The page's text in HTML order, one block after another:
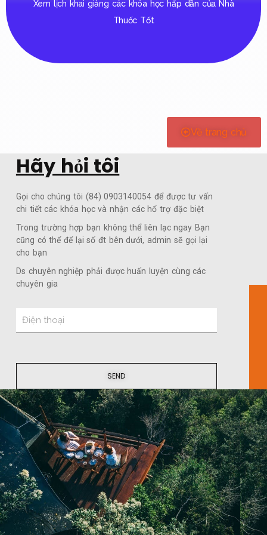
Xem lịch khai giảng các khóa học hấp dẫn của Nhà
Thuốc Tốt
CHO TỪNG KHÓA HỌC
XEM TẠI ĐÂY
Click Here
Về trang chủ
Hãy hỏi tôi
Gọi cho chúng tôi (84) 0903140054 để được tư vấn
chi tiết các khóa học và nhận các hổ trợ đặc biệt
Trong trường hợp bạn không thể liên lạc ngay Bạn
cũng có thể để lại số đt bên dưới, admin sẽ gọi lại
cho bạn
Ds chuyên nghiệp phải được huấn luyện cùng các
chuyên gia
SEND